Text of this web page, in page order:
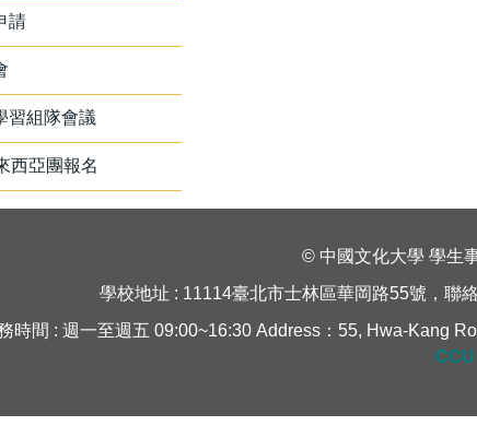
請
習組隊會議
西亞團報名
© 中國文化大學 學生
學校地址 : 11114臺北市士林區華岡路55號，聯
時間 : 週一至週五 09:00~16:30 Address：55, Hwa-Kang
CCU